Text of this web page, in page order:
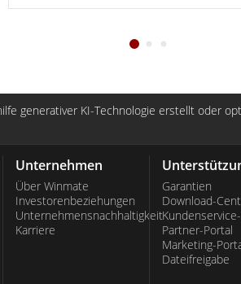
generativer KI-Technologie erstellt oder
Unternehmen
Über Winmate
Investorenbeziehungen
Unternehmensnachhaltigkeit
Karriere
Garantien
Download-
Partner-Portal
Marketing-
Dateifreigabe